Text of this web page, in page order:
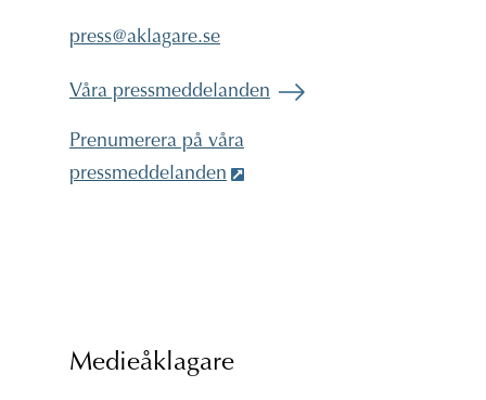
@
Våra pressmeddelanden
Prenumerera på våra
pressmeddelanden
Medieåklagare